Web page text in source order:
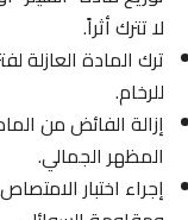
لا تترك أثراً.
ترك المادة العازلة
للرخام.
إزالة الفائض من
المظهر الجمالي.
إجراء اختبار الامتصاص